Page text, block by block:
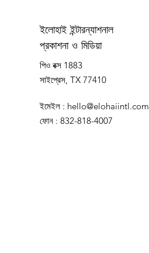
ইলোহাই ইন্টারন্যাশনাল
প্রকাশনা ও মিডিয়া
পিও বক্স 1883
সাইপ্রেস, TX 77410
ইমেইল : hello@elohaiintl.com
ফোন : 832-818-4007